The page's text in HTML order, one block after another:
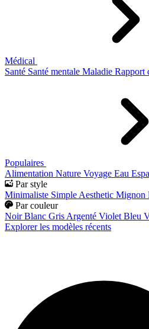
Médical
Santé Santé mentale Maladie Rapport
Populaires
Alimentation Nature Voyage Eau
Par style
Minimaliste Simple Aesthetic Mignon
Par couleur
Noir Blanc Gris Argenté Violet Bleu
Explorer les modèles récents